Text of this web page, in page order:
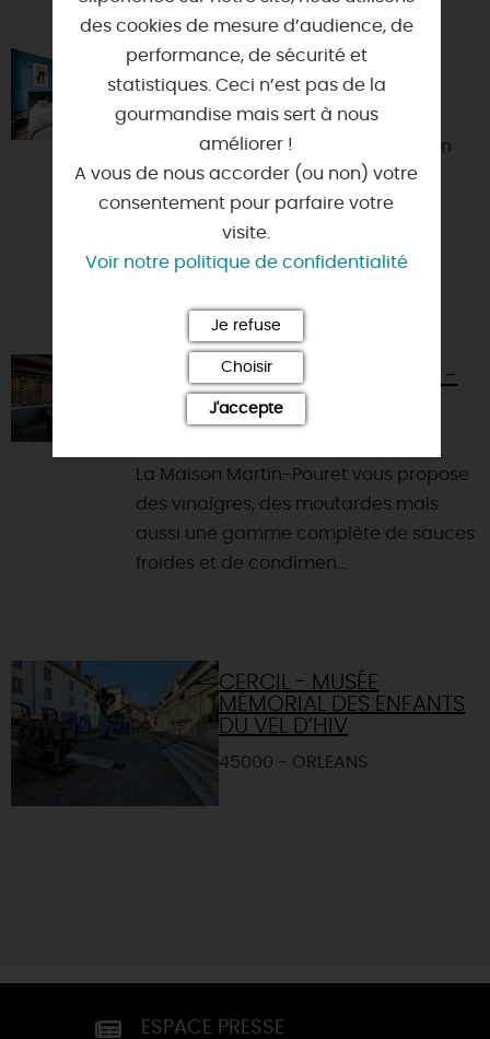
VOUS AIMEREZ AUSSI
HÔTEL DES CÈDRES
45000 - ORLEANS
Hotel de caractère bénéficiant d'un
cadre privilégié dans un quartier
Orléanais réputé pour son calme.
L'hôtel des Cèdres se tro...
LA BOUTIQUE MARTIN-POURET -
BOIGNY-SUR-BIONNE
La Maison Martin-Pouret vous propose
des vinaigres, des moutardes mais
aussi une gamme complète de sauces
froides et de condimen...
CERCIL - MUSÉE
MÉMORIAL DES ENFANTS
DU VEL D’HIV
45000 - ORLEANS
ESPACE PRESSE
des cookies de mesure d’audience, de
performance, de sécurité et
statistiques. Ceci n’est pas de la
gourmandise mais sert à nous
améliorer !
A vous de nous accorder (ou non) votre
consentement pour parfaire votre
visite.
Voir notre politique de confidentialité
Je refuse
Choisir
J'accepte